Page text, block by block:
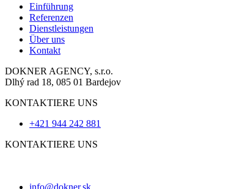
Einführung
Referenzen
Dienstleistungen
Über uns
Kontakt
DOKNER AGENCY, s.r.o.
Dlhý rad 18, 085 01 Bardejov
KONTAKTIERE UNS
+421 944 242 881
KONTAKTIERE UNS
info@dokner.sk